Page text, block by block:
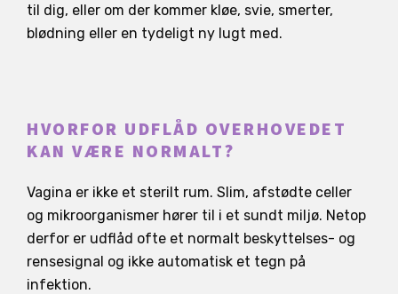
til dig, eller om der kommer kløe, svie, smerter,
blødning eller en tydeligt ny lugt med.
HVORFOR UDFLÅD OVERHOVEDET
KAN VÆRE NORMALT?
Vagina er ikke et sterilt rum. Slim, afstødte celler
og mikroorganismer hører til i et sundt miljø. Netop
derfor er udflåd ofte et normalt beskyttelses- og
rensesignal og ikke automatisk et tegn på
infektion.